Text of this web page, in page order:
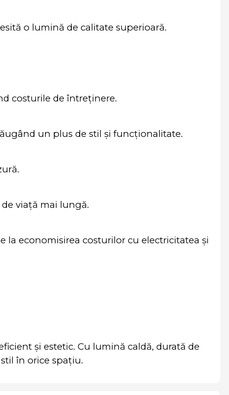
o lumină de calitate superioară.
costurile de întreținere.
un plus de stil și funcționalitate.
viață mai lungă.
la economisirea costurilor cu electricitatea și
și estetic. Cu lumină caldă, durată de
în orice spațiu.